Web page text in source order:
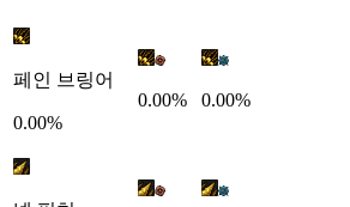
페인 브링어
0.00%
0.00% 0.00%